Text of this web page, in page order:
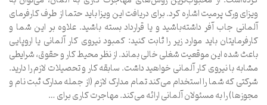
ویزای ورک پرمیت اشاره کرد. برای دریافت این ویزا باید حتما از طرف کارفرمای
آلمانی جاب آفر داشته‌باشید و یا قرارداد بسته باشید. علاوه بر این شما و
کارفرمایتان باید موارد زیر را ثابت کنید: کمبود نیروی کار آلمانی یا اروپایی
باعث شده این موقعیت شغلی خالی بماند. از نظر محیط کار و حقوق، شرایطی
مشابه با نیروی کار آلمانی خواهید داشت. سابقه کار و تحصیلات لازم را دارید.
شرکتی که شما را استخدام می‌کند تمام مدارک لازم (از جمله مدارک ثبت نام و
مجوزها) را به مسئولان آلمانی ارائه می‌کند. مهاجرت کاری برای …